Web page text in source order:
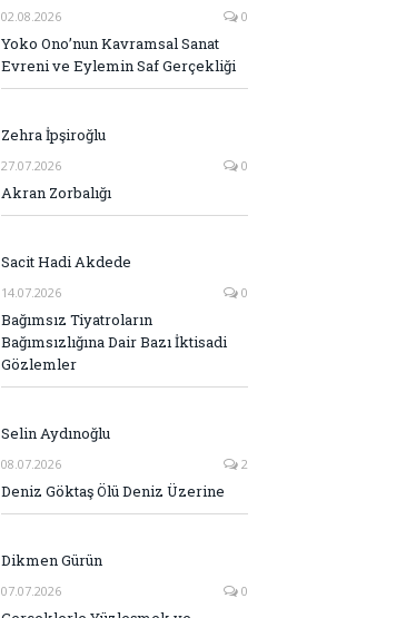
02.08.2026 0
Yoko Ono’nun Kavramsal Sanat
Evreni ve Eylemin Saf Gerçekliği
Zehra İpşiroğlu
27.07.2026 0
Akran Zorbalığı
Sacit Hadi Akdede
14.07.2026 0
Bağımsız Tiyatroların
Bağımsızlığına Dair Bazı İktisadi
Gözlemler
Selin Aydınoğlu
08.07.2026 2
Deniz Göktaş Ölü Deniz Üzerine
Dikmen Gürün
07.07.2026 0